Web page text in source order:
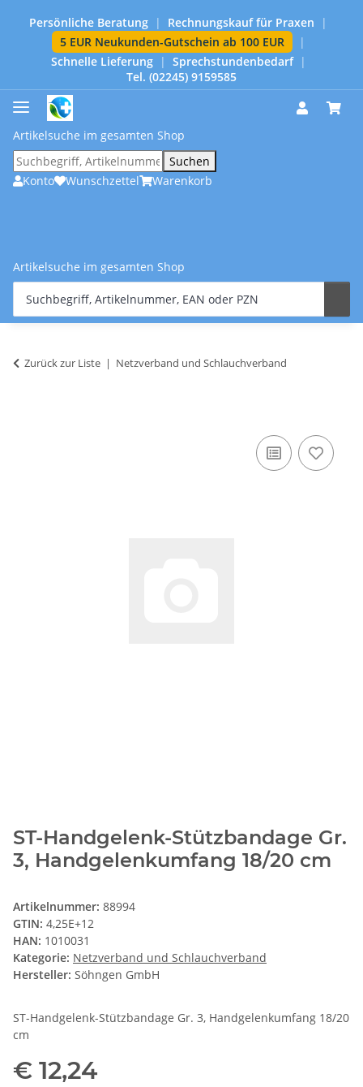
Persönliche Beratung | Rechnungskauf für Praxen
|
5 EUR Neukunden-Gutschein ab 100 EUR
|
Schnelle Lieferung
| Sprechstundenbedarf
|
Tel. (02245) 9159585
Artikelsuche im gesamten Shop
Suchen
Konto
Wunschzettel Warenkorb
Artikelsuche im gesamten Shop
Zurück zur Liste Netzverband und Schlauchverband
ST-Handgelenk-Stützbandage Gr.
3, Handgelenkumfang 18/20 cm
Artikelnummer: 88994
GTIN: 4,25E+12
HAN: 1010031
Kategorie: Netzverband und Schlauchverband
Hersteller: Söhngen GmbH
ST-Handgelenk-Stützbandage Gr. 3, Handgelenkumfang 18/20
cm
€ 12,24